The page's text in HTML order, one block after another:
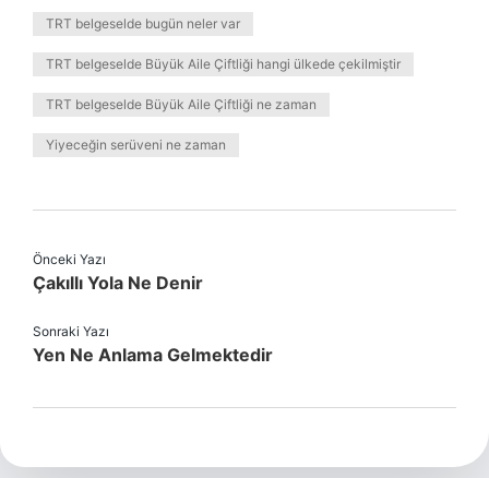
TRT belgeselde bugün neler var
TRT belgeselde Büyük Aile Çiftliği hangi ülkede çekilmiştir
TRT belgeselde Büyük Aile Çiftliği ne zaman
Yiyeceğin serüveni ne zaman
Önceki Yazı
Çakıllı Yola Ne Denir
Sonraki Yazı
Yen Ne Anlama Gelmektedir